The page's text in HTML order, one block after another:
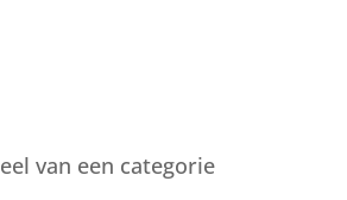
van een categorie